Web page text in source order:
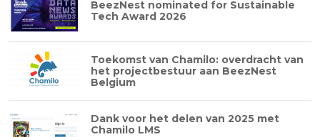
BeezNest nominated for Sustainable
Tech Award 2026
Toekomst van Chamilo: overdracht van
het projectbestuur aan BeezNest
Belgium
Dank voor het delen van 2025 met
Chamilo LMS